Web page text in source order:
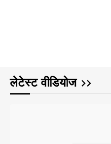
लेटेस्ट वीडियोज